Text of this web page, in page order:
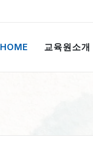
HOME 교육원소개